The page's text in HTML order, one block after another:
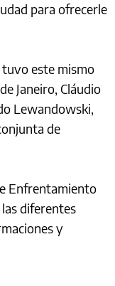
para ofrecerle
este mismo
Janeiro, Cláudio
Lewandowski,
de
Enfrentamiento
diferentes
y